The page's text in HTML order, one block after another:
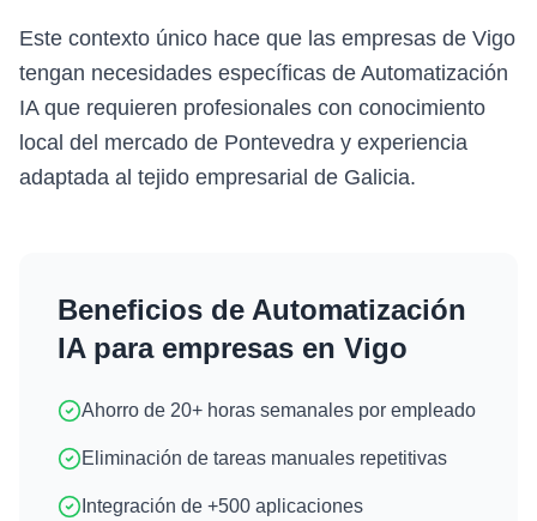
Este contexto único hace que las empresas de Vigo
tengan necesidades específicas de Automatización
IA que requieren profesionales con conocimiento
local del mercado de Pontevedra y experiencia
adaptada al tejido empresarial de Galicia.
Beneficios de Automatización
IApara empresas en Vigo
Ahorro de 20+ horas semanales por empleado
Eliminación de tareas manuales repetitivas
Integración de +500 aplicaciones